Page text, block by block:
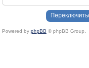
Powered by phpBB © phpBB Group.